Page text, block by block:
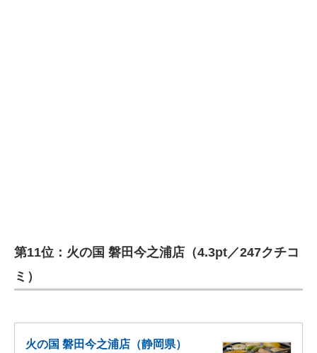
第11位：火の国 磐田今之浦店（4.3pt／247クチコ
ミ）
火の国 磐田今之浦店（静岡県）